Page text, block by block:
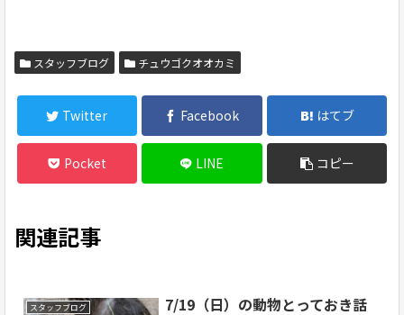
スタッフブログ チュウゴクオオカミ
Twitter Facebook はてブ
Pocket LINE コピー
関連記事
スタッフブログ
7/19（日）の動物とっておき話